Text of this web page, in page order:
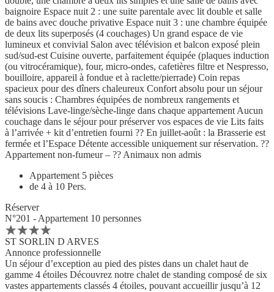
baignoire Espace nuit 2 : une suite parentale avec lit double et salle
de bains avec douche privative Espace nuit 3 : une chambre équipée
de deux lits superposés (4 couchages) Un grand espace de vie
lumineux et convivial Salon avec télévision et balcon exposé plein
sud/sud-est Cuisine ouverte, parfaitement équipée (plaques induction
(ou vitrocéramique), four, micro-ondes, cafetières filtre et Nespresso,
bouilloire, appareil à fondue et à raclette/pierrade) Coin repas
spacieux pour des dîners chaleureux Confort absolu pour un séjour
sans soucis : Chambres équipées de nombreux rangements et
télévisions Lave-linge/sèche-linge dans chaque appartement Aucun
couchage dans le séjour pour préserver vos espaces de vie Lits faits
à l’arrivée + kit d’entretien fourni ?? En juillet-août : la Brasserie est
fermée et l’Espace Détente accessible uniquement sur réservation. ??
Appartement non-fumeur – ?? Animaux non admis
Appartement 5 pièces
de 4 à 10 Pers.
Réserver
N°201 - Appartement 10 personnes
ST SORLIN D ARVES
Annonce professionnelle
Un séjour d’exception au pied des pistes dans un chalet haut de
gamme 4 étoiles Découvrez notre chalet de standing composé de six
vastes appartements classés 4 étoiles, pouvant accueillir jusqu’à 12